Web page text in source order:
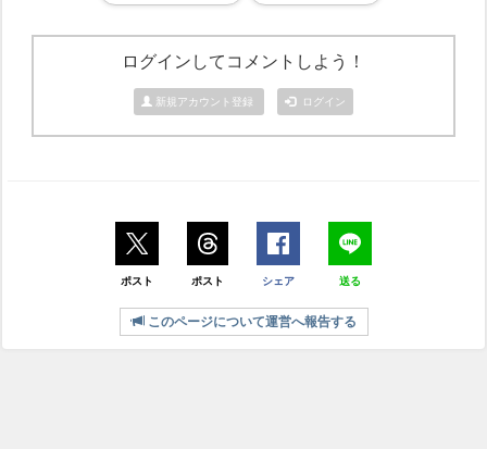
ログインしてコメントしよう！
新規アカウント登録 ログイン
ポスト ポスト シェア 送る
このページについて運営へ報告する